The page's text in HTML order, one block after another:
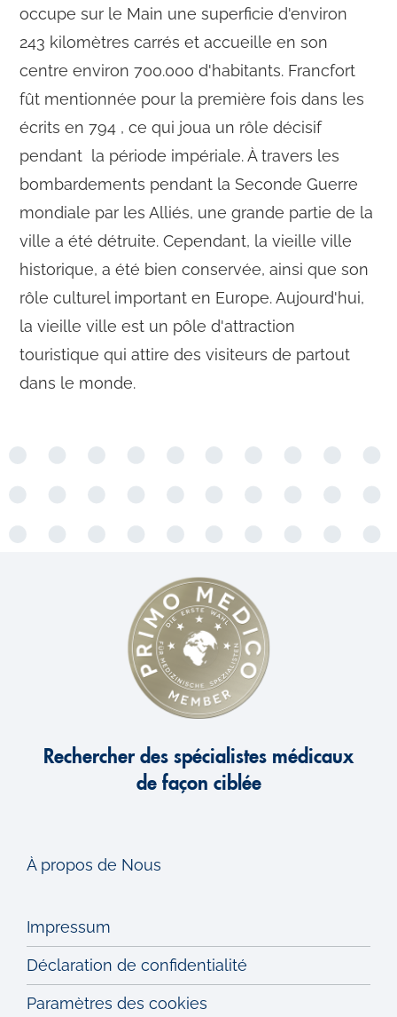
occupe sur le Main une superficie d'environ
243 kilomètres carrés et accueille en son
centre environ 700.000 d'habitants. Francfort
fût mentionnée pour la première fois dans les
écrits en 794 , ce qui joua un rôle décisif
pendant la période impériale. À travers les
bombardements pendant la Seconde Guerre
mondiale par les Alliés, une grande partie de la
ville a été détruite. Cependant, la vieille ville
historique, a été bien conservée, ainsi que son
rôle culturel important en Europe. Aujourd'hui,
la vieille ville est un pôle d'attraction
touristique qui attire des visiteurs de partout
dans le monde.
Rechercher des spécialistes médicaux
de façon ciblée
À propos de Nous
Impressum
Déclaration de confidentialité
Paramètres des cookies